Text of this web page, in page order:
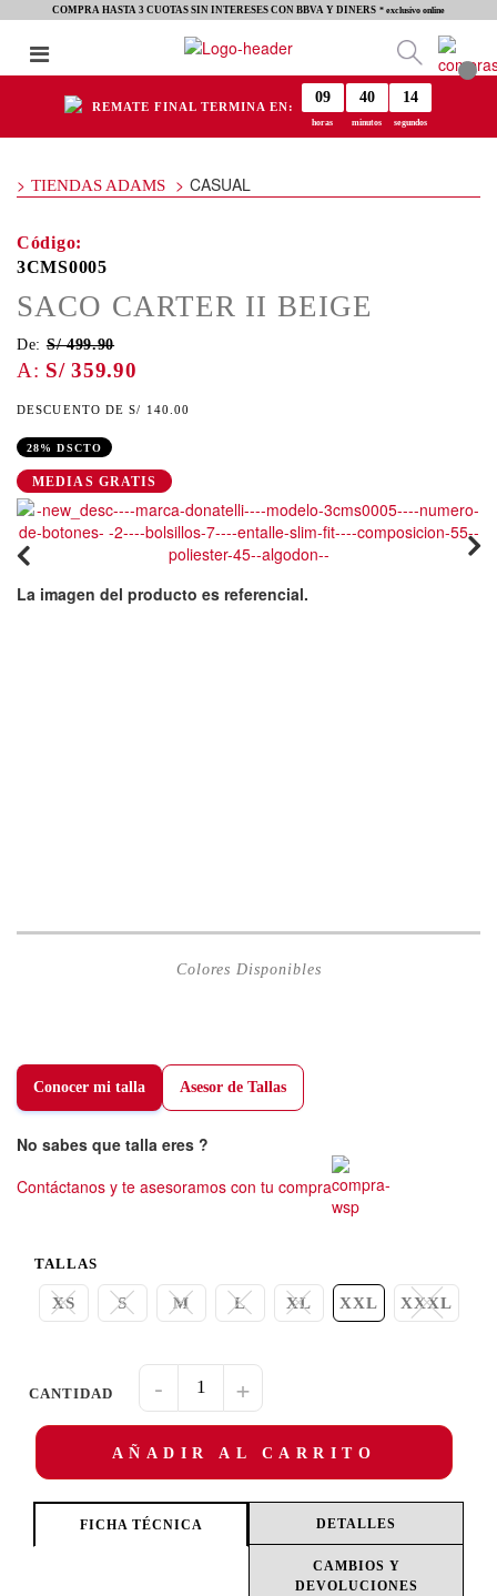
COMPRA HASTA 3 CUOTAS SIN INTERESES CON BBVA Y DINERS * exclusivo online
REMATE FINAL TERMINA EN:
09
horas
40
minutos
14
segundos
TIENDAS ADAMS CASUAL
3CMS0005
SACO CARTER II BEIGE
De:S/ 499.90
S/ 359.90
S/ 140.00
28% DSCTO
Conocer mi talla Asesor de Tallas
No sabes que talla eres ?
Contáctanos y te asesoramos con tu compra
TALLAS
XS S M L XL XXL XXXL
- +
AÑADIR AL CARRITO
FICHA TÉCNICA DETALLES
CAMBIOS Y
DEVOLUCIONES